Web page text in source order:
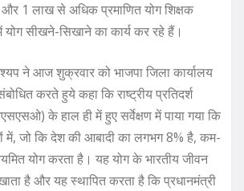
1 लाख से अधिक प्रमाणित योग शिक्षक
सीखने-सिखाने का कार्य कर रहे हैं।
ने आज शुक्रवार को भाजपा जिला कार्यालय
करते हुये कहा कि राष्ट्रीय प्रतिदर्श
के हाल ही में हुए सर्वेक्षण में पाया गया कि
में, जो कि देश की आबादी का लगभग 8% है, कम-
योग करता है। यह योग के भारतीय जीवन
है और यह स्थापित करता है कि प्रधानमंत्री